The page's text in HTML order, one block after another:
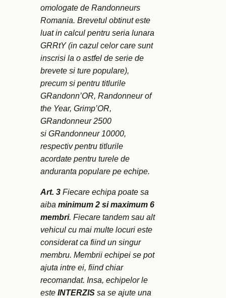
omologate de Randonneurs
Romania. Brevetul obtinut este
luat in calcul pentru seria lunara
GRRtY (in cazul celor care sunt
inscrisi la o astfel de serie de
brevete si ture populare),
precum si pentru titlurile
GRandonn’OR, Randonneur of
the Year, Grimp’OR,
GRandonneur 2500
si GRandonneur 10000,
respectiv pentru titlurile
acordate pentru turele de
anduranta populare pe echipe.
Art. 3 Fiecare echipa poate sa
aiba minimum 2 si maximum 6
membri. Fiecare tandem sau alt
vehicul cu mai multe locuri este
considerat ca fiind un singur
membru. Membrii echipei se pot
ajuta intre ei, fiind chiar
recomandat. Insa, echipelor le
este INTERZIS sa se ajute una